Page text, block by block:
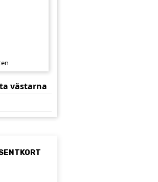
västarna